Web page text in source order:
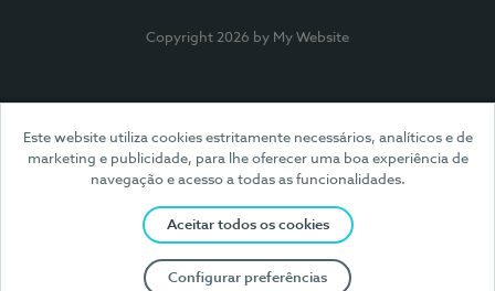
Este website utiliza cookies estritamente necessários, analíticos e de
marketing e publicidade, para lhe oferecer uma boa experiência de
navegação e acesso a todas as funcionalidades.
Aceitar todos os cookies
Configurar preferências
Copyright 2026 by My Website